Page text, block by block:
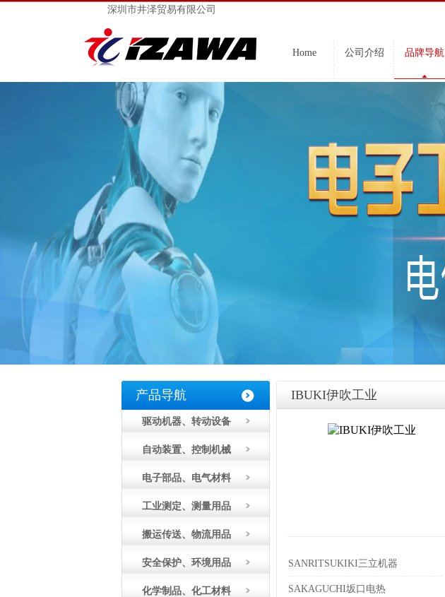
深圳市井泽贸易有限公司
Home 公司介绍 品牌导航
产品导航
驱动机器、转动设备
自动装置、控制机械
电子部品、电气材料
工业测定、测量用品
搬运传送、物流用品
安全保护、环境用品
化学制品、化工材料
IBUKI伊吹工业
SANRITSUKIKI三立机器
SAKAGUCHI坂口电热